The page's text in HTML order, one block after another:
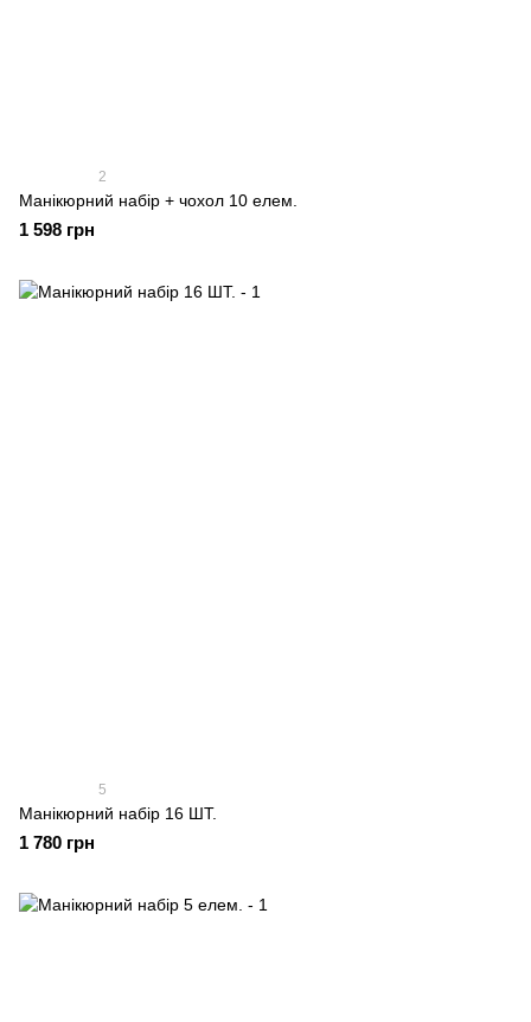
2
Манікюрний набір + чохол 10 елем.
1 598 грн
5
Манікюрний набір 16 ШТ.
1 780 грн